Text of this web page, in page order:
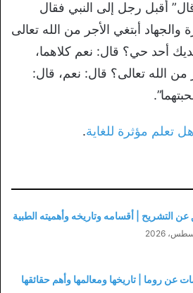
أقبل رجل إلى النبي فقال
والجهاد أبتغي الأجر من الله تعالى
أحد حي؟ قال: نعم كلاهما،
من الله تعالى؟ قال: نعم، قال:
تعلم مؤثرة للغاية.
عن التشريح | أقسامه وتاريخه وأهميته الطبية
عن روما | تاريخها ومعالمها وأهم حقائقها